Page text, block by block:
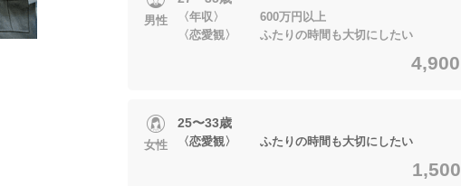
男性
〈年収〉 600万円以上
〈恋愛観〉 ふたりの時間も大切にしたい
4,900
女性
25〜33歳
〈恋愛観〉 ふたりの時間も大切にしたい
1,500